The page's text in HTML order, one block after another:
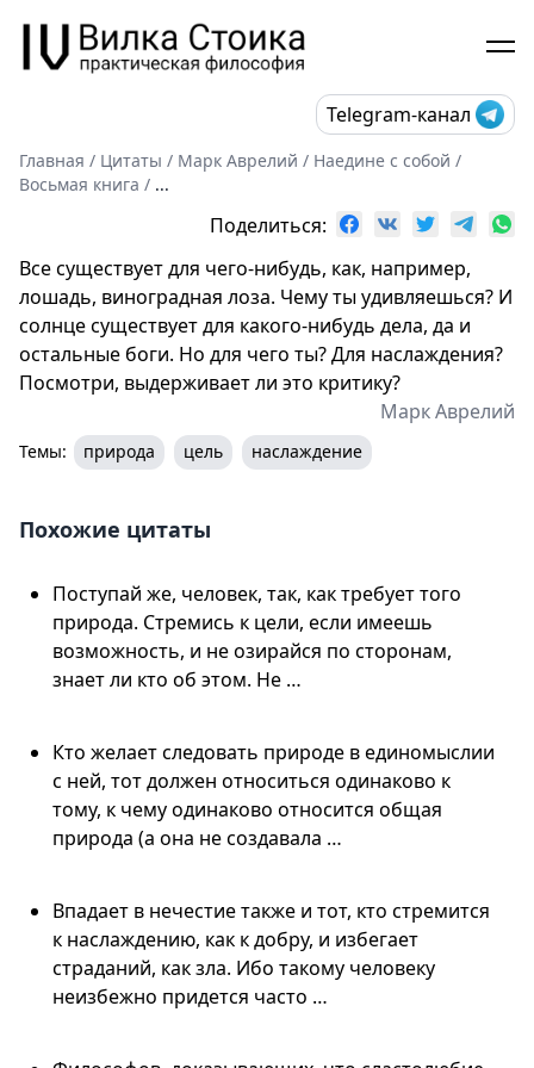
Telegram-канал
Главная / Цитаты / Марк Аврелий / Наедине с собой /
Восьмая книга / ...
Поделиться:
Все существует для чего-нибудь, как, например,
лошадь, виноградная лоза. Чему ты удивляешься? И
солнце существует для какого-нибудь дела, да и
остальные боги. Но для чего ты? Для наслаждения?
Посмотри, выдерживает ли это критику?
Марк Аврелий
Темы: природа цель наслаждение
Похожие цитаты
Поступай же, человек, так, как требует того
природа. Стремись к цели, если имеешь
возможность, и не озирайся по сторонам,
знает ли кто об этом. Не …
Кто желает следовать природе в единомыслии
с ней, тот должен относиться одинаково к
тому, к чему одинаково относится общая
природа (а она не создавала …
Впадает в нечестие также и тот, кто стремится
к наслаждению, как к добру, и избегает
страданий, как зла. Ибо такому человеку
неизбежно придется часто …